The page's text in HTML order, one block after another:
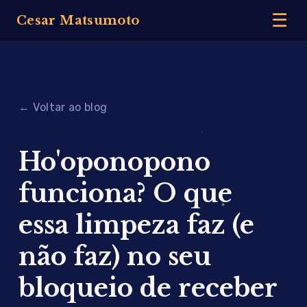
Cesar Matsumoto ☰
← Voltar ao blog
Ho'oponopono
funciona? O que
essa limpeza faz (e
não faz) no seu
bloqueio de receber